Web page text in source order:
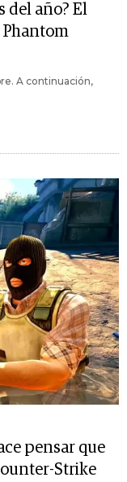
año? El
A continuación,
pensar que
Strike